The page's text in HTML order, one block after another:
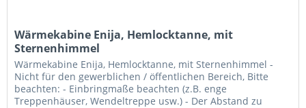
Wärmekabine Enija, Hemlocktanne, mit
Sternenhimmel
Wärmekabine Enija, Hemlocktanne, mit Sternenhimmel -
Nicht für den gewerblichen / öffentlichen Bereich, Bitte
beachten: - Einbringmaße beachten (z.B. enge
Treppenhäuser, Wendeltreppe usw.) - Der Abstand zu